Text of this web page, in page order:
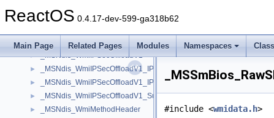
ReactOS 0.4.17-dev-599-ga318b62
Main Page Related Pages Modules Namespaces
► _MSNdis_VlanIdentifier
► _MSNdis_WmiHDSplitCurrentConfig
► _MSNdis_WmiIPSecOffloadV1
► _MSNdis_WmiIPSecOffloadV1_IPv4AH
► _MSNdis_WmiIPSecOffloadV1_IPv4ESP
► _MSNdis_WmiIPSecOffloadV1_Supported
► _MSNdis_WmiMethodHeader #include <wmidata.h>